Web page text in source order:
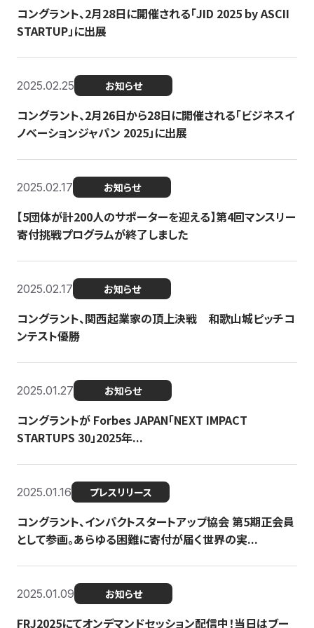
コングラント、2月28日に開催される「JID 2025 by ASCII
STARTUP」に出展
2025.02.25 お知らせ
コングラント、2月26日から28日に開催される「ビジネスイ
ノベーションジャパン 2025」に出展
2025.02.17 お知らせ
【5団体が計200人のサポーターを迎える】​​第4回マンスリー
寄付挑戦プログラムが終了しました
2025.02.17 お知らせ
コングラント、関西起業家の頂上決戦 和歌山城ピッチコ
ンテスト優勝
2025.01.27 お知らせ
コングラントが Forbes JAPAN「NEXT IMPACT
STARTUPS 30」2025年...
2025.01.16 プレスリリース
コングラント、インパクトスタートアップ協会 第5期正会員
として参画。あらゆる困難に寄付が届く世界の実...
2025.01.09 お知らせ
FRJ2025にてオンデマンドセッション配信中！当日はブー